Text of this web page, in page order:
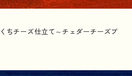
ちチーズ仕立て～チェダーチーズブ